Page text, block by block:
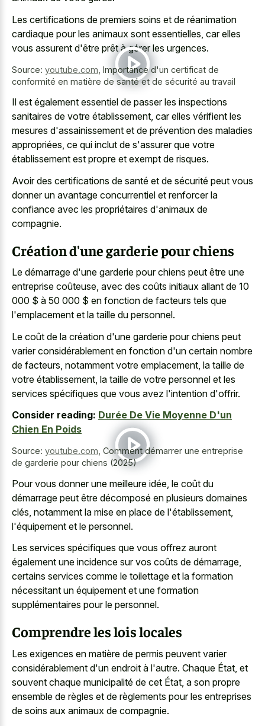
Les certifications de premiers soins et de réanimation
cardiaque pour les animaux sont essentielles, car elles
vous assurent d'être prêt à gérer les urgences.
Source: youtube.com Importance d'un certificat de
conformité en matière de santé et de sécurité au travail
Il est également essentiel de passer les inspections
sanitaires de votre établissement, car elles vérifient les
mesures d'assainissement et de prévention des maladies
appropriées, ce qui inclut de s'assurer que votre
établissement est propre et exempt de risques.
Avoir des certifications de santé et de sécurité peut vous
donner un avantage concurrentiel et renforcer la
confiance avec les propriétaires d'animaux de
compagnie.
Création d'une garderie pour chiens
Le démarrage d'une garderie pour chiens peut être une
entreprise coûteuse, avec des coûts initiaux allant de 10
000 $ à 50 000 $ en fonction de facteurs tels que
l'emplacement et la taille du personnel.
Le coût de la création d'une garderie pour chiens peut
varier considérablement en fonction d'un certain nombre
de facteurs, notamment votre emplacement, la taille de
votre établissement, la taille de votre personnel et les
services spécifiques que vous avez l'intention d'offrir.
Consider reading: Durée De Vie Moyenne D'un
Chien En Poids
Source: youtube.com Comment démarrer une entreprise
de garderie pour chiens (2025)
Pour vous donner une meilleure idée, le coût du
démarrage peut être décomposé en plusieurs domaines
clés, notamment la mise en place de l'établissement,
l'équipement et le personnel.
Les services spécifiques que vous offrez auront
également une incidence sur vos coûts de démarrage,
certains services comme le toilettage et la formation
nécessitant un équipement et une formation
supplémentaires pour le personnel.
Comprendre les lois locales
Les exigences en matière de permis peuvent varier
considérablement d'un endroit à l'autre. Chaque État, et
souvent chaque municipalité de cet État, a son propre
ensemble de règles et de règlements pour les entreprises
de soins aux animaux de compagnie.